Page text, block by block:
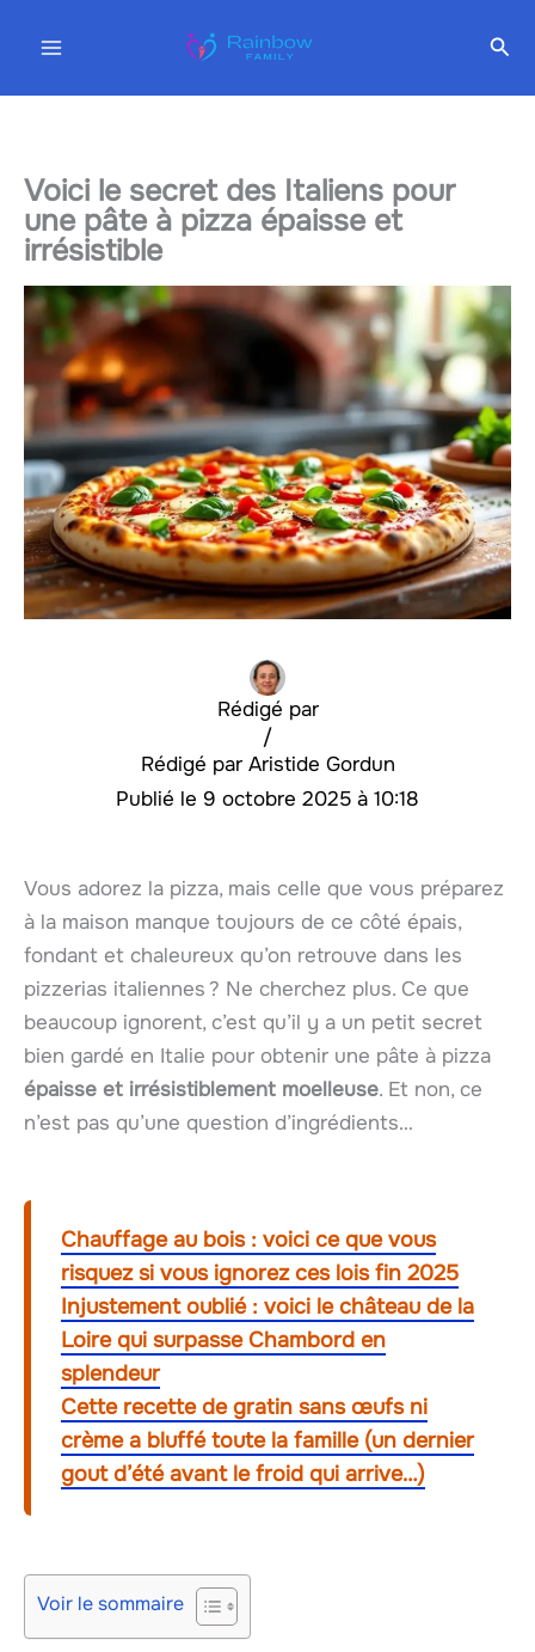
Voici le secret des Italiens pour
une pâte à pizza épaisse et
irrésistible
Rédigé par
Aristide Gordun
/
9 octobre 2025 à 10:18
Vous adorez la pizza, mais celle que vous préparez
à la maison manque toujours de ce côté épais,
fondant et chaleureux qu’on retrouve dans les
pizzerias italiennes ? Ne cherchez plus. Ce que
beaucoup ignorent, c’est qu’il y a un petit secret
bien gardé en Italie pour obtenir une pâte à pizza
épaisse et irrésistiblement moelleuse. Et non, ce
n’est pas qu’une question d’ingrédients…
Chauffage au bois : voici ce que vous
risquez si vous ignorez ces lois fin 2025
Injustement oublié : voici le château de la
Loire qui surpasse Chambord en
splendeur
Cette recette de gratin sans œufs ni
crème a bluffé toute la famille (un dernier
gout d’été avant le froid qui arrive…)
Voir le sommaire